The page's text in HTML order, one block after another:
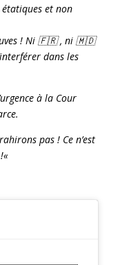
étatiques et non
! Ni 🇫🇷 , ni 🇲🇩
dans les
à la Cour
pas ! Ce n’est
«